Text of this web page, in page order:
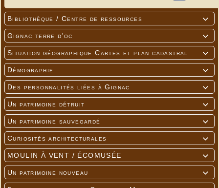

Bibliothèque / Centre de ressources

Gignac terre d'oc

Situation géographique Cartes et plan cadastral

Démographie

Des personnalités liées à Gignac

Un patrimoine détruit

Un patrimoine sauvegardé

Curiosités architecturales

MOULIN À VENT / ÉCOMUSÉE

Un patrimoine nouveau